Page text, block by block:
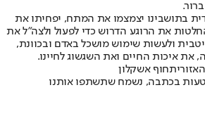
בתושבינו יצמצמו את המתח, יפחיתו את
את הרוגע הדרוש כדי לפעול ולצה"ל את
ולעשות שימוש מושכל באדם ובכוונת,
את איכות החיים ואת השגשוג לחיינו.
חוף אשקלון
בכתבה, נשמח שתשתפו אותנו